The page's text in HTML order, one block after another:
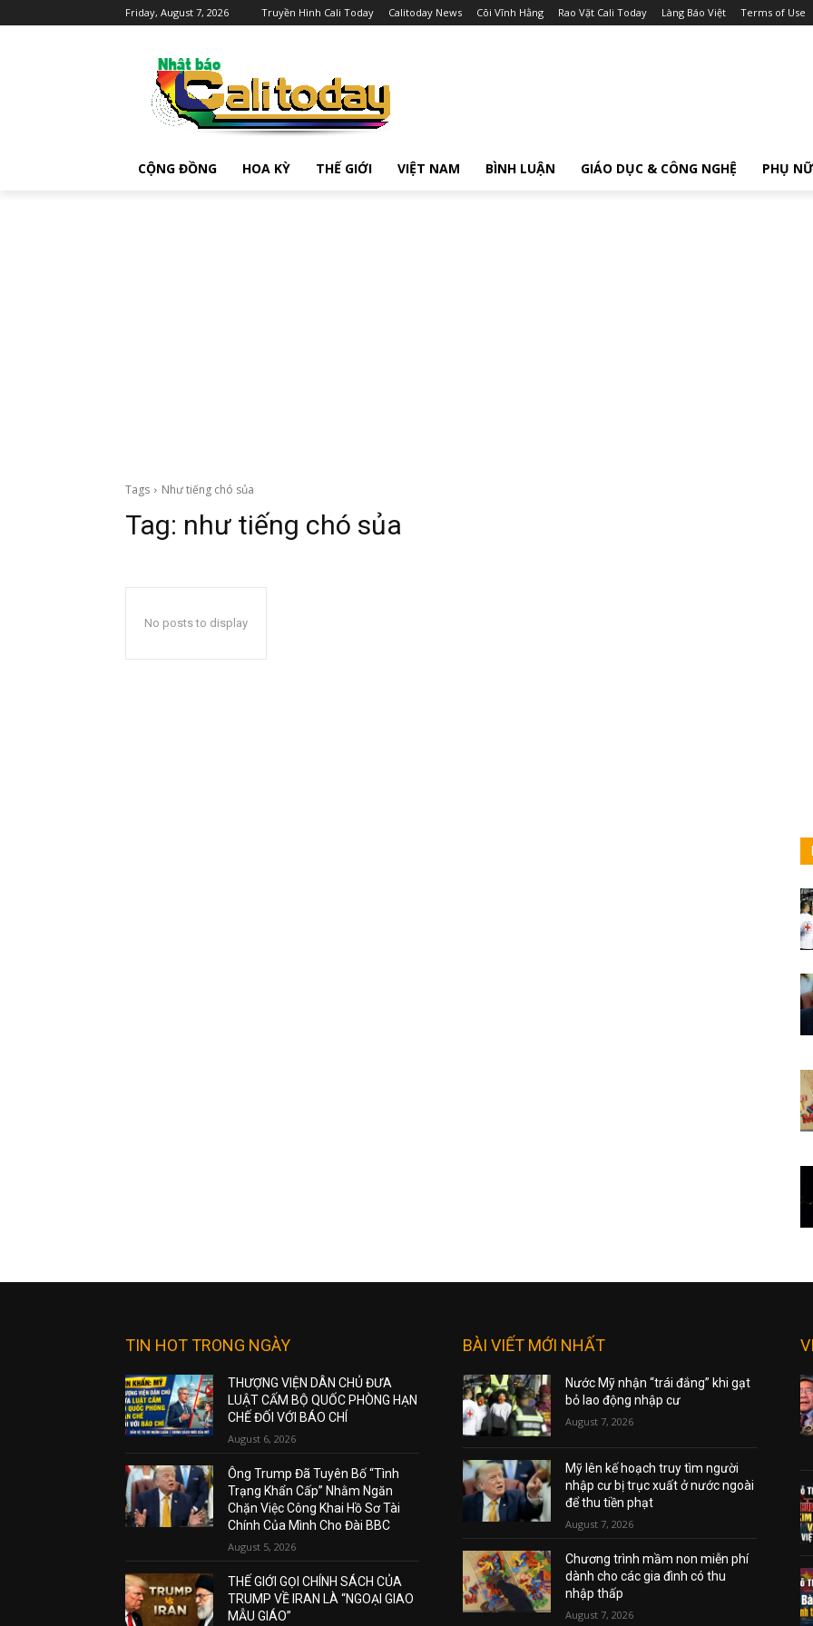
Friday, August 7, 2026 Truyền Hình Cali Today Calitoday News Cõi Vĩnh Hằng Rao Vặt Cali Today Làng Báo Việt Terms of Use
CỘNG ĐỒNG HOA KỲ THẾ GIỚI VIỆT NAM BÌNH LUẬN GIÁO DỤC & CÔNG NGHỆ PHỤ NỮ
Tags Như tiếng chó sủa
Tag: như tiếng chó sủa
No posts to display
TIN HOT TRONG NGÀY
THƯỢNG VIỆN DÂN CHỦ ĐƯA
LUẬT CẤM BỘ QUỐC PHÒNG HẠN
CHẾ ĐỐI VỚI BÁO CHÍ
August 6, 2026
Ông Trump Đã Tuyên Bố “Tình
Trạng Khẩn Cấp” Nhằm Ngăn
Chặn Việc Công Khai Hồ Sơ Tài
Chính Của Mình Cho Đài BBC
August 5, 2026
THẾ GIỚI GỌI CHÍNH SÁCH CỦA
TRUMP VỀ IRAN LÀ “NGOẠI GIAO
MẪU GIÁO”
BÀI VIẾT MỚI NHẤT
Nước Mỹ nhận “trái đắng” khi gạt
bỏ lao động nhập cư
August 7, 2026
Mỹ lên kế hoạch truy tìm người
nhập cư bị trục xuất ở nước ngoài
để thu tiền phạt
August 7, 2026
Chương trình mầm non miễn phí
dành cho các gia đình có thu
nhập thấp
August 7, 2026